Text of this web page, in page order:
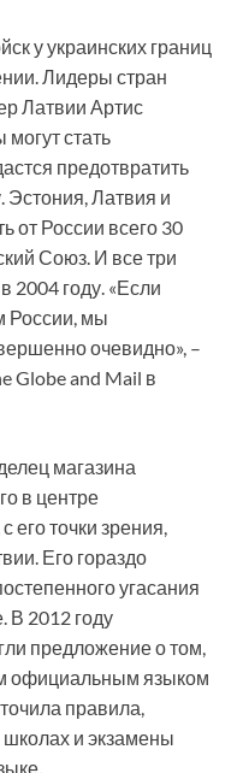
у украинских границ
Лидеры стран
Латвии Артис
могут стать
предотвратить
Эстония, Латвия и
от России всего 30
Союз. И все три
2004 году. «Если
России, мы
очевидно», –
Globe and Mail в
магазина
в центре
его точки зрения,
Его гораздо
угасания
В 2012 году
предложение о том,
официальным языком
правила,
и экзамены